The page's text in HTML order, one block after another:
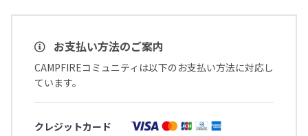
お支払い方法のご案内
CAMPFIREコミュニティは以下のお支払い方法に対応し
ています。
クレジットカード